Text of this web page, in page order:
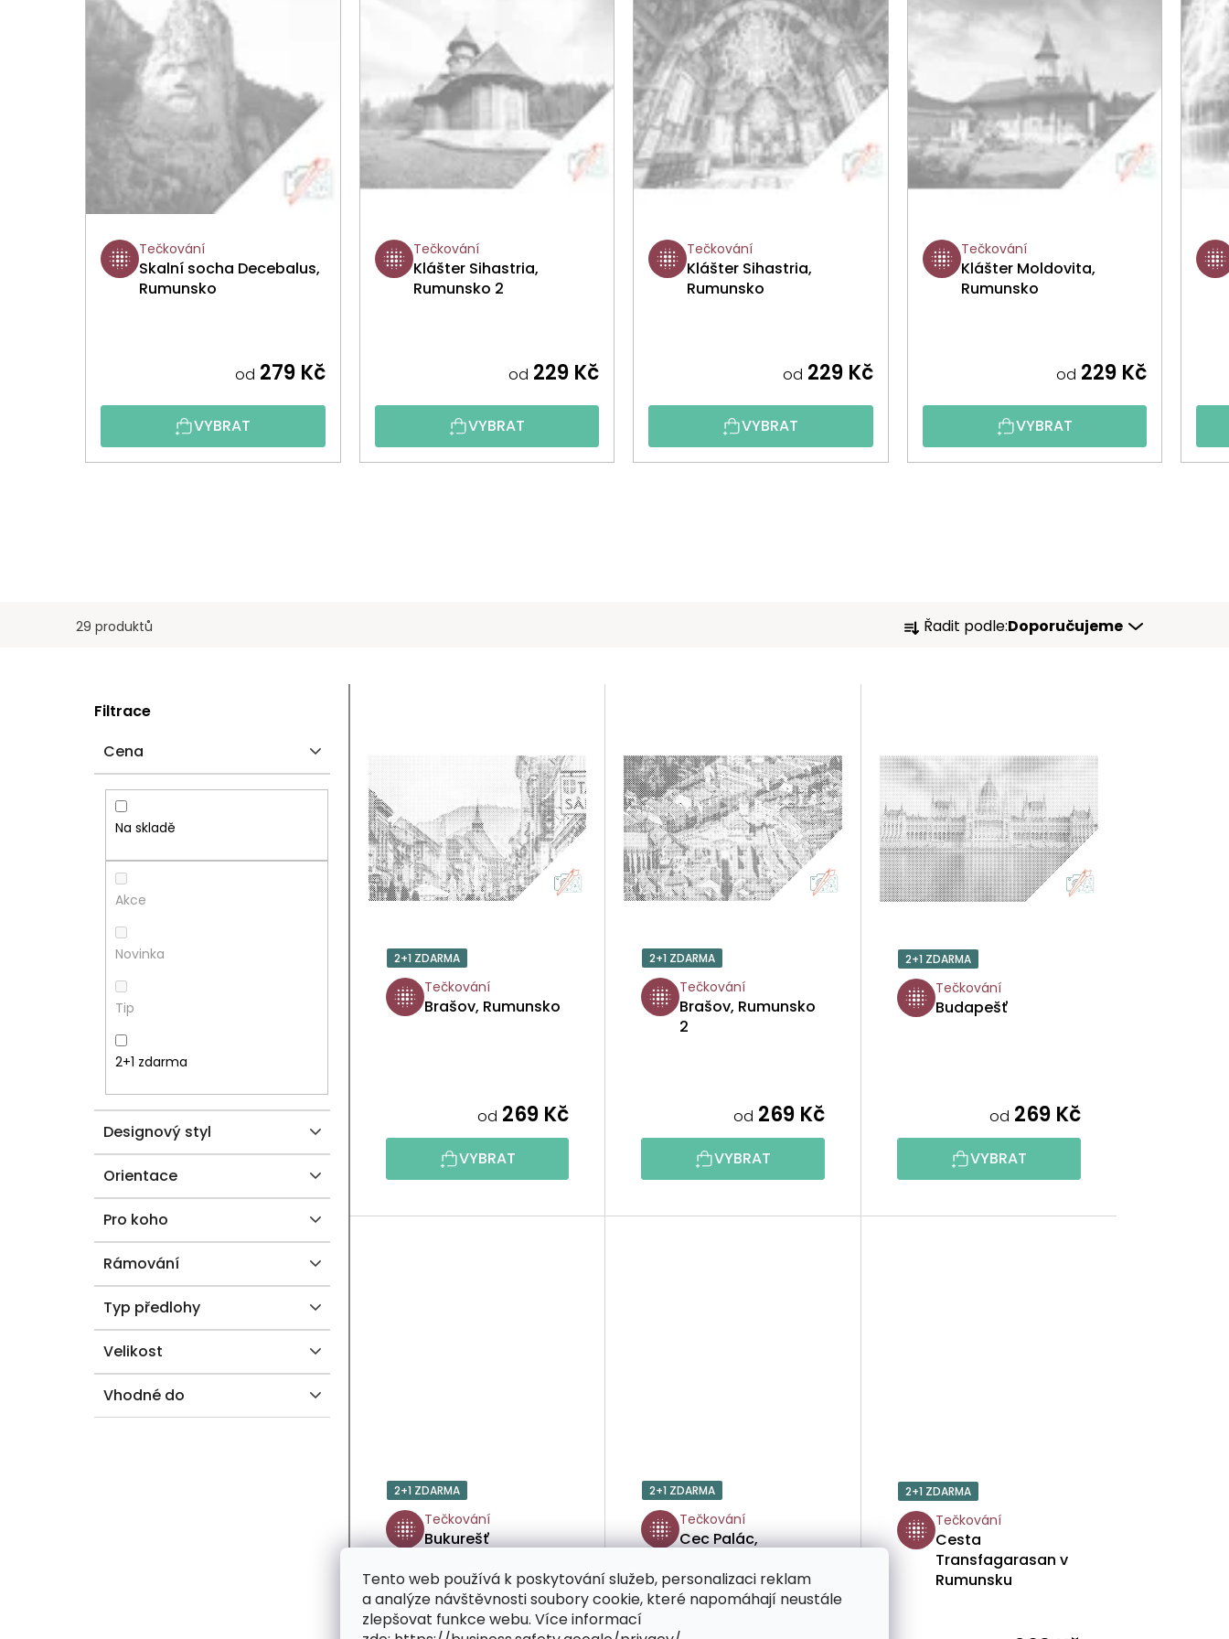
Tento web používá k poskytování služeb, personalizaci reklam
a analýze návštěvnosti soubory cookie, které napomáhají neustále
zlepšovat funkce webu. Více informací
Tečkování
Skalní socha Decebalus,
Rumunsko
od 279 Kč
VYBRAT
Tečkování
Klášter Sihastria,
Rumunsko 2
od 229 Kč
VYBRAT
Tečkování
Klášter Sihastria,
Rumunsko
od 229 Kč
VYBRAT
Tečkování
Klášter Moldovita,
Rumunsko
od 229 Kč
VYBRAT
29 produktů
Ř
N
Í
P
R
O
D
U
Ů
Řadit podle:Doporučujeme
A
N
Filtrace
Cena
Na skladě
Akce
Novinka
Tip
2+1 zdarma
Designový styl
Orientace
Pro koho
Rámování
Typ předlohy
Velikost
Vhodné do
2+1 ZDARMA
Tečkování
Brašov, Rumunsko
od 269 Kč
VYBRAT
2+1 ZDARMA
Tečkování
Brašov, Rumunsko
2
od 269 Kč
VYBRAT
2+1 ZDARMA
Tečkování
Budapešť
od 269 Kč
VYBRAT
2+1 ZDARMA
Tečkování
Bukurešť
2+1 ZDARMA
Tečkování
Cec Palác,
2+1 ZDARMA
Tečkování
Cesta
Transfagarasan v
Rumunsku